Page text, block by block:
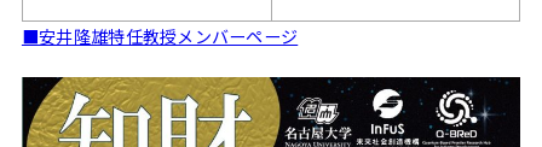
■安井隆雄特任教授メンバーページ